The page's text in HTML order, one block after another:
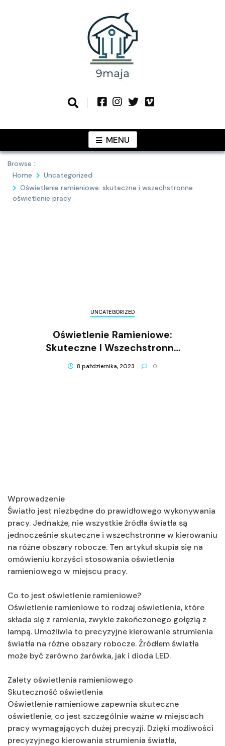
9MAJApomysłami
MENU
Browse :
Home
Uncategorized
Oświetlenie ramieniowe: skuteczne i wszechstronne
oświetlenie pracy
UNCATEGORIZED
Oświetlenie Ramieniowe:
Skuteczne I Wszechstronne
Oświetlenie Pracy
8 października, 2023 0
Wprowadzenie
Światło jest niezbędne do prawidłowego wykonywania
pracy. Jednakże, nie wszystkie źródła światła są
jednocześnie skuteczne i wszechstronne w kierowaniu
na różne obszary robocze. Ten artykuł skupia się na
omówieniu korzyści stosowania oświetlenia
ramieniowego w miejscu pracy.
Co to jest oświetlenie ramieniowe?
Oświetlenie ramieniowe to rodzaj oświetlenia, które
składa się z ramienia, zwykle zakończonego gołęzią z
lampą. Umożliwia to precyzyjne kierowanie strumienia
światła na różne obszary robocze. Źródłem światła
może być zarówno żarówka, jak i dioda LED.
Zalety oświetlenia ramieniowego
Skuteczność oświetlenia
Oświetlenie ramieniowe zapewnia skuteczne
oświetlenie, co jest szczególnie ważne w miejscach
pracy wymagających dużej precyzji. Dzięki możliwości
precyzyjnego kierowania strumienia światła,